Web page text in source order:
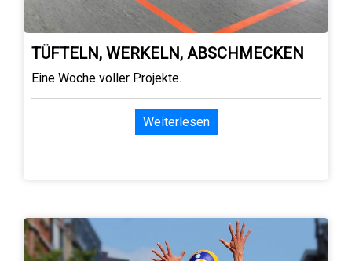
TÜFTELN, WERKELN, ABSCHMECKEN
Eine Woche voller Projekte.
Weiterlesen